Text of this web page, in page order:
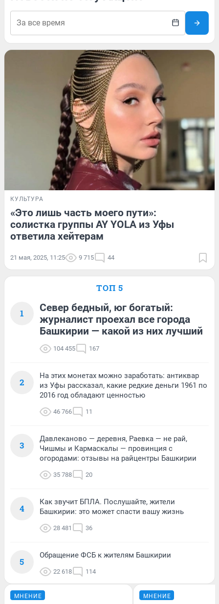
КУЛЬТУРА
«Это лишь часть моего пути»:
солистка группы AY YOLA из Уфы
ответила хейтерам
21 мая, 2025, 11:25 9 715 44
ТОП 5
1
Север бедный, юг богатый:
журналист проехал все города
Башкирии — какой из них лучший
104 455 167
2
На этих монетах можно заработать: антиквар
из Уфы рассказал, какие редкие деньги 1961 по
2016 год обладают ценностью
46 766 11
3
Давлеканово — деревня, Раевка — не рай,
Чишмы и Кармаскалы — провинция с
огородами: отзывы на райцентры Башкирии
35 788 20
4
Как звучит БПЛА. Послушайте, жители
Башкирии: это может спасти вашу жизнь
28 481 36
5
Обращение ФСБ к жителям Башкирии
22 618 114
МНЕНИЕ МНЕНИЕ